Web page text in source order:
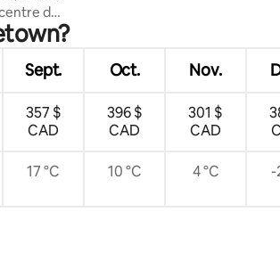
de
Sept. Oct. Nov.
357 $
CAD
396 $
CAD
301 $
CAD
17 °C 10 °C 4 °C -